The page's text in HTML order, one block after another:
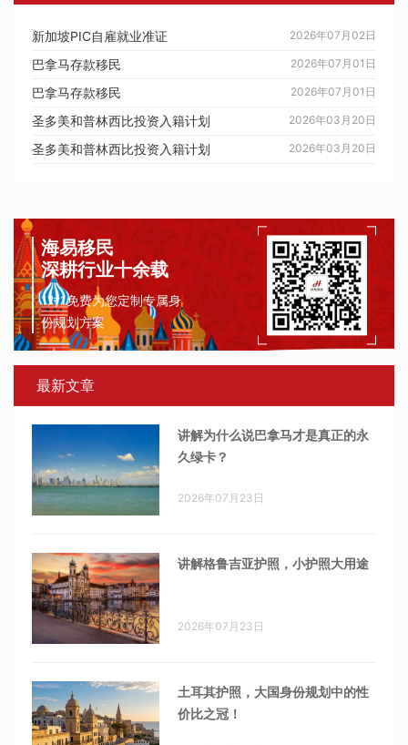
2026年07月02日
新加坡PIC自雇就业准证
2026年07月01日
巴拿马存款移民
2026年07月01日
巴拿马存款移民
2026年03月20日
圣多美和普林西比投资入籍计划
2026年03月20日
圣多美和普林西比投资入籍计划
海易移民
深耕行业十余载
1对1免费为您定制专属身
份规划方案
最新文章
讲解为什么说巴拿马才是真正的永
久绿卡？
2026年07月23日
讲解格鲁吉亚护照，小护照大用途
2026年07月23日
土耳其护照，大国身份规划中的性
价比之冠！